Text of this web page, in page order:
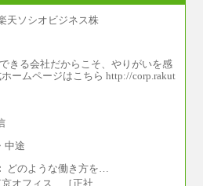
きる会社だからこそ、やりがいを感
ームページはこちら http://corp.rakut
中途
どのような働き方を…
京オフィス ［正社…